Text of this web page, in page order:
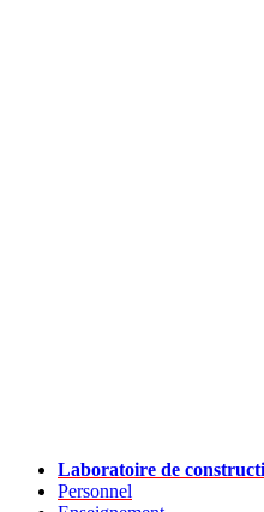
Laboratoire de
Personnel